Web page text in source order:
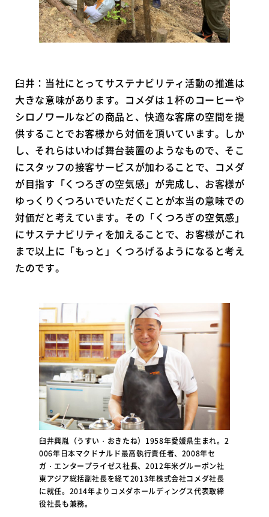
臼井：当社にとってサステナビリティ活動の推進は
大きな意味があります。コメダは１杯のコーヒーや
シロノワールなどの商品と、快適な客席の空間を提
供することでお客様から対価を頂いています。しか
し、それらはいわば舞台装置のようなもので、そこ
にスタッフの接客サービスが加わることで、コメダ
が目指す「くつろぎの空気感」が完成し、お客様が
ゆっくりくつろいでいただくことが本当の意味での
対価だと考えています。その「くつろぎの空気感」
にサステナビリティを加えることで、お客様がこれ
まで以上に「もっと」くつろげるようになると考え
たのです。
臼井興胤（うすい・おきたね）1958年愛媛県生まれ。2
006年日本マクドナルド最高執行責任者、2008年セ
ガ・エンタープライゼス社長、2012年米グルーポン社
東アジア総括副社長を経て2013年株式会社コメダ社長
に就任。2014年よりコメダホールディングス代表取締
役社長も兼務。